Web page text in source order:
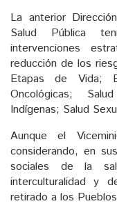
La anterior
Salud Pública
intervenciones
reducción de los
Etapas de Vida;
Oncológicas;
Indígenas; Salud
Aunque el
considerando, en
sociales de la
interculturalidad y
retirado a los